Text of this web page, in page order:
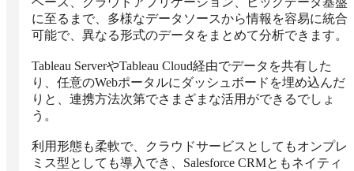
に至るまで、多様なデータソースから情報を容易に統合
可能で、異なる形式のデータをまとめて分析できます。
Tableau ServerやTableau Cloud経由でデータを共有した
り、任意のWebポータルにダッシュボードを埋め込んだ
りと、連携方法次第でさまざまな活用ができるでしょ
う。
利用形態も柔軟で、クラウドサービスとしてもオンプレ
ミス型としても導入でき、Salesforce CRMともネイティ